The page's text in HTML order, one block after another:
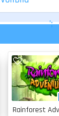
';